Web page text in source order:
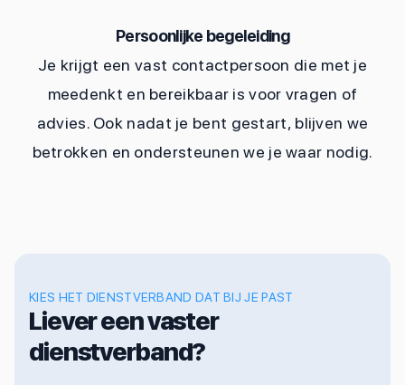
Persoonlijke begeleiding
Je krijgt een vast contactpersoon die met je
meedenkt en bereikbaar is voor vragen of
advies. Ook nadat je bent gestart, blijven we
betrokken en ondersteunen we je waar nodig.
KIES HET DIENSTVERBAND DAT BIJ JE PAST
Liever een vaster
dienstverband?